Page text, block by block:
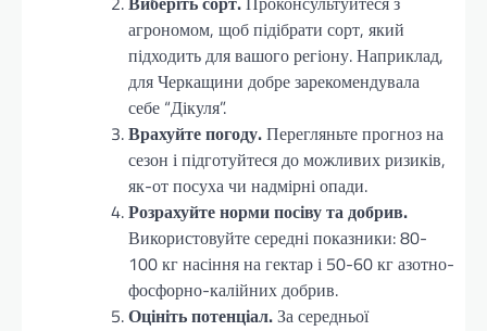
агрономом, щоб підібрати сорт, який
підходить для вашого регіону. Наприклад,
для Черкащини добре зарекомендувала
себе “Дікуля”.
Врахуйте погоду.Перегляньте прогноз на
сезон і підготуйтеся до можливих ризиків,
як-от посуха чи надмірні опади.
Розрахуйте норми посіву та добрив.
Використовуйте середні показники: 80-
100 кг насіння на гектар і 50-60 кг азотно-
фосфорно-калійних добрив.
Оцініть потенціал.За середньої